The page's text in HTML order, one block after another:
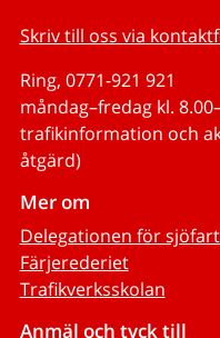
Skriv till oss via
Ring, 0771-921 921
måndag–fredag kl.
trafikinformation och
åtgärd)
Mer om
Delegationen för
Färjerederiet
Trafikverksskolan
Anmäl och tyck till